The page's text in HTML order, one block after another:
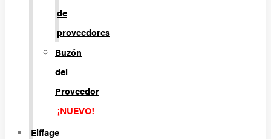
de
proveedores
Buzón
del
Proveedor
¡NUEVO!
Eiffage